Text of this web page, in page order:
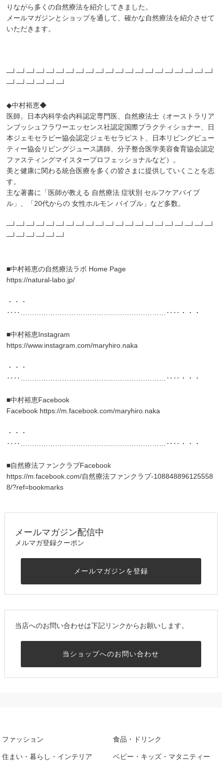
りながら多くの自然療法を紹介してきました。
メールマガジンとショップを通して、確かな自然療法を紹介させて
いただきます。
─┘─┘─┘─┘─┘─┘─┘─┘─┘─┘─┘─┘─┘─┘─┘─┘─┘─┘─┘─┘─┘
─┘─┘─┘─┘─┘─┘
◆中村裕恵◆
医師。日本内科学会内科認定専門医、自然療法士（オーストラリア
ンブッシュフラワーエッセンス社認定国際プラクティショナー、日
本ジェモセラピー協会認定ジェモセラピスト、日本リビングビュー
ティー協会リビングジュース講師、分子整合医学美容食育協会認定
ファスティングマイスタープロフェッショナルなど）。
美と健康に関わる統合医療を多くの皆さまに提供していくことを志
す。
主な著書に「医師が教える 自然療法 症状別 セルフケアバイブ
ル」、「20代からの 女性ホルモン バイブル」など多数。
─┘─┘─┘─┘─┘─┘─┘─┘─┘─┘─┘─┘─┘─┘─┘─┘─┘─┘─┘─┘─┘
─┘─┘─┘─┘─┘─┘
■中村裕恵の自然療法ラボ Home Page
https://natural-labo.jp/
・・・
‥‥………………………………………………………‥‥・・・
■中村裕恵Instagram
https://www.instagram.com/maryhiro.naka
・・・
‥‥………………………………………………………‥‥・・・
■中村裕恵Facebook
Facebook https://m.facebook.com/maryhiro.naka
・・・
‥‥………………………………………………………‥‥・・・
■自然療法ファンクラブFacebook
https://m.facebook.com/自然療法ファンクラブ-108848896125558
8/?ref=bookmarks
メールマガジン配信中
メルマガ登録クーポン
メールマガジンを登録
当店へのお問い合わせは下記リンクからお願いします。
当ショップへのお問い合わせ
ファッション 食品・ドリンク
住まい・暮らし・インテリア ベビー・キッズ・マタニティー